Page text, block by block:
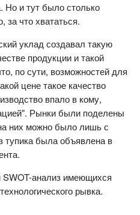
Но и тут было столько
за что хвататься.
уклад создавал такую
продукции и такой
по сути, возможностей для
цене такое качество
впало в кому,
Рынки были поделены
них можно было лишь с
тупика была объявлена в
SWOT-анализ имеющихся
рывка.